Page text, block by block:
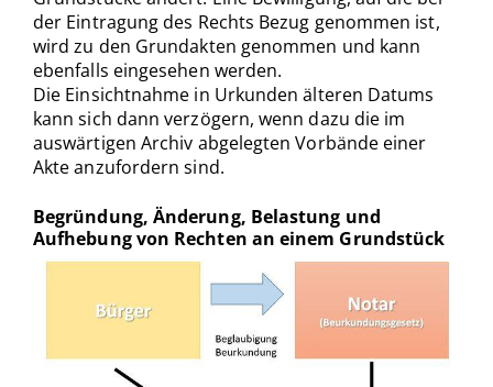
der Eintragung des Rechts Bezug genommen ist,
wird zu den Grundakten genommen und kann
ebenfalls eingesehen werden.
Die Einsichtnahme in Urkunden älteren Datums
kann sich dann verzögern, wenn dazu die im
auswärtigen Archiv abgelegten Vorbände einer
Akte anzufordern sind.
Begründung, Änderung, Belastung und
Aufhebung von Rechten an einem Grundstück